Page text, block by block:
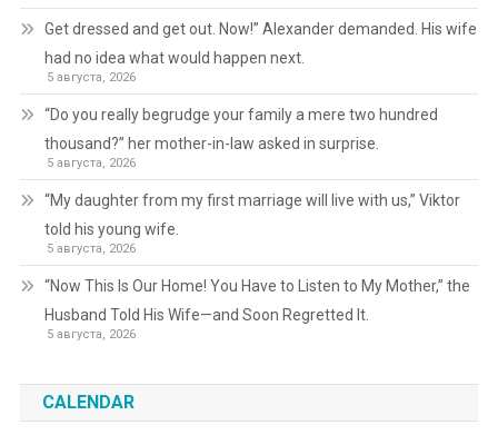
Get dressed and get out. Now!” Alexander demanded. His wife
had no idea what would happen next.
5 августа, 2026
“Do you really begrudge your family a mere two hundred
thousand?” her mother-in-law asked in surprise.
5 августа, 2026
“My daughter from my first marriage will live with us,” Viktor
told his young wife.
5 августа, 2026
“Now This Is Our Home! You Have to Listen to My Mother,” the
Husband Told His Wife—and Soon Regretted It.
5 августа, 2026
CALENDAR